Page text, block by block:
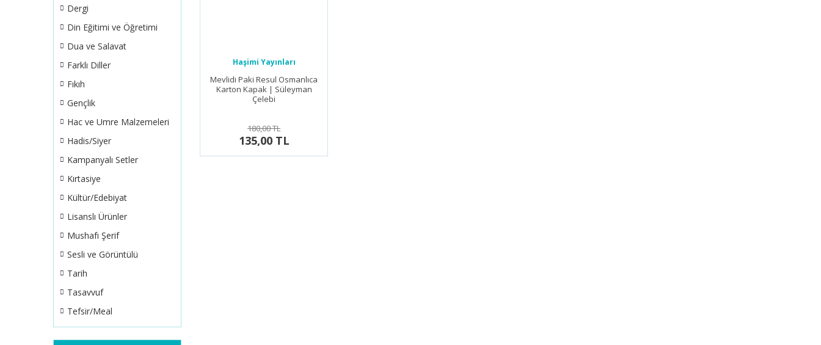
Dergi
Din Eğitimi ve Öğretimi
Dua ve Salavat
Farklı Diller
Fıkıh
Gençlik
Hac ve Umre Malzemeleri
Hadis/Siyer
Kampanyalı Setler
Kırtasiye
Kültür/Edebiyat
Lisanslı Ürünler
Mushafı Şerif
Sesli ve Görüntülü
Tarih
Tasavvuf
Tefsir/Meal
Haşimi Yayınları
Mevlidi Paki Resul Osmanlıca
Karton Kapak | Süleyman
Çelebi
180,00 TL
135,00 TL